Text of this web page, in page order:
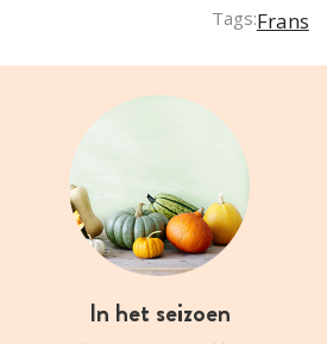
Tags:Frans
In het seizoen